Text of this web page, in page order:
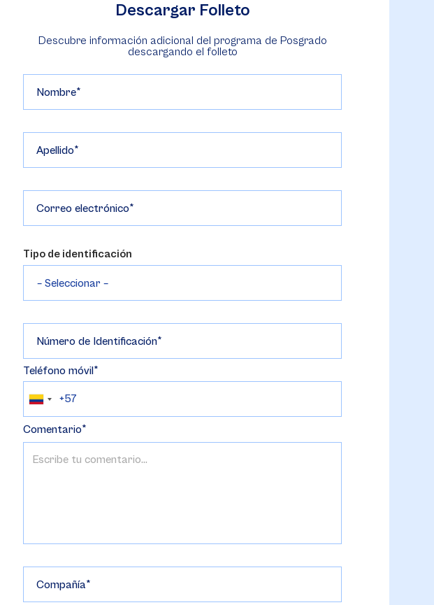
Descargar Folleto
Descubre información adicional del programa de Posgrado
descargando el folleto
Nombre
Apellido
Correo electrónico
Tipo de identificación
Número de Identificación
Teléfono móvil
Comentario
Compañía